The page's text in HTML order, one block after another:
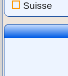
Suisse